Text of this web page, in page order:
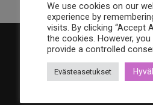
Yhteystiedot
Bohemia Design Oy
We use cookies on our
experience by
visits. By clicking “Accept
the cookies. However,
provide a controlled
Evästeasetukset